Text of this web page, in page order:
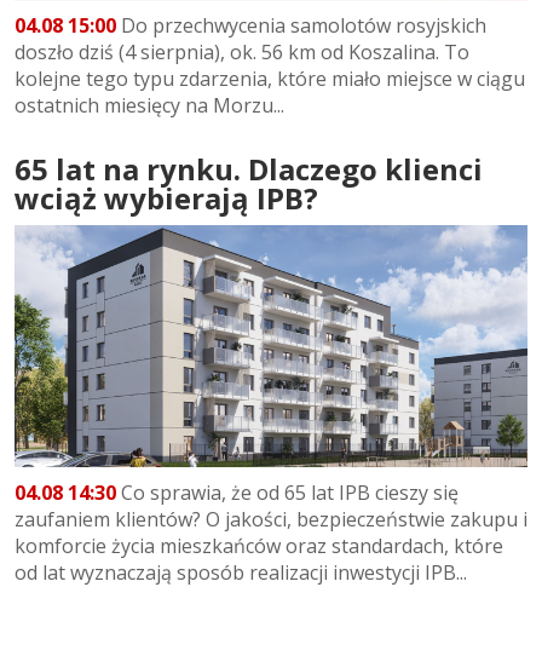
04.08 15:00 Do przechwycenia samolotów rosyjskich
doszło dziś (4 sierpnia), ok. 56 km od Koszalina. To
kolejne tego typu zdarzenia, które miało miejsce w ciągu
ostatnich miesięcy na Morzu...
65 lat na rynku. Dlaczego klienci
wciąż wybierają IPB?
04.08 14:30Co sprawia, że od 65 lat IPB cieszy się
zaufaniem klientów? O jakości, bezpieczeństwie zakupu i
komforcie życia mieszkańców oraz standardach, które
od lat wyznaczają sposób realizacji inwestycji IPB...